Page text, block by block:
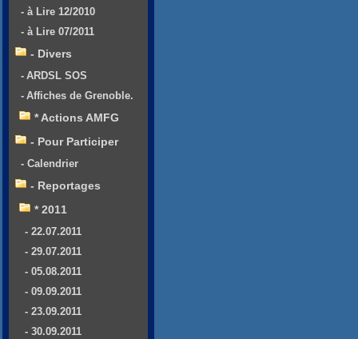
- à Lire 12/2010
- à Lire 07/2011
- Divers
- ARDSL SOS
- Affiches de Grenoble.
* Actions AMFG
- Pour Participer
- Calendrier
- Reportages
* 2011
- 22.07.2011
- 29.07.2011
- 05.08.2011
- 09.09.2011
- 23.09.2011
- 30.09.2011